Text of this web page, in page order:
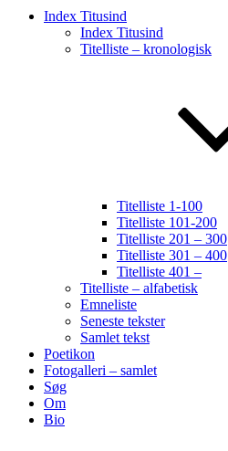
Index Titusind
Index Titusind
Titelliste – kronologisk
Titelliste 1-100
Titelliste 101-200
Titelliste 201 – 300
Titelliste 301 – 400
Titelliste 401 –
Titelliste – alfabetisk
Emneliste
Seneste tekster
Samlet tekst
Poetikon
Fotogalleri – samlet
Søg
Om
Bio